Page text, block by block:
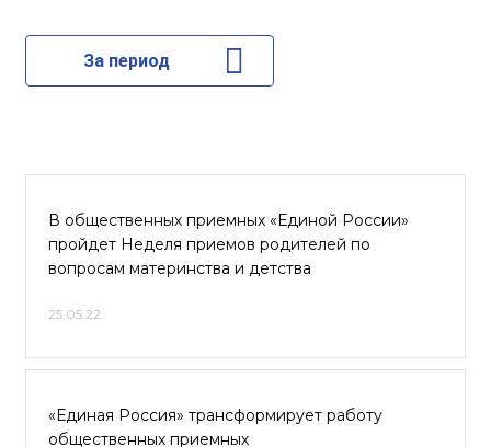
За период
В общественных приемных «Единой России»
пройдет Неделя приемов родителей по
вопросам материнства и детства
25.05.22
«Единая Россия» трансформирует работу
общественных приемных